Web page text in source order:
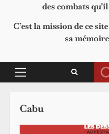
des combats
C’est la mission de ce
sa
Primary
Cabu